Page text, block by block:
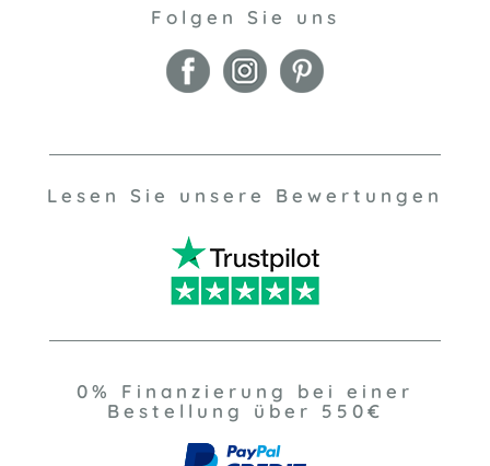
Folgen Sie uns
Lesen Sie unsere Bewertungen
0% Finanzierung bei einer
Bestellung über 550€